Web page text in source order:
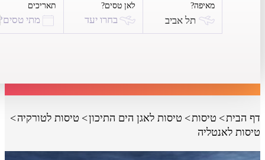
השכרת
רכב
מאיפה?
תל אביב
לאן טסים?
בחרו יעד
תאריכים
מתי
דף הבית טיסות טיסות לאגן הים התיכון
טיסות לטורקיה
טיסות לאנטליה